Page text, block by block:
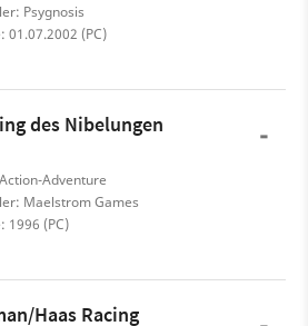
Psygnosis
01.07.2002 (PC)
des Nibelungen
Adventure
Maelstrom Games
1996 (PC)
-
Haas Racing